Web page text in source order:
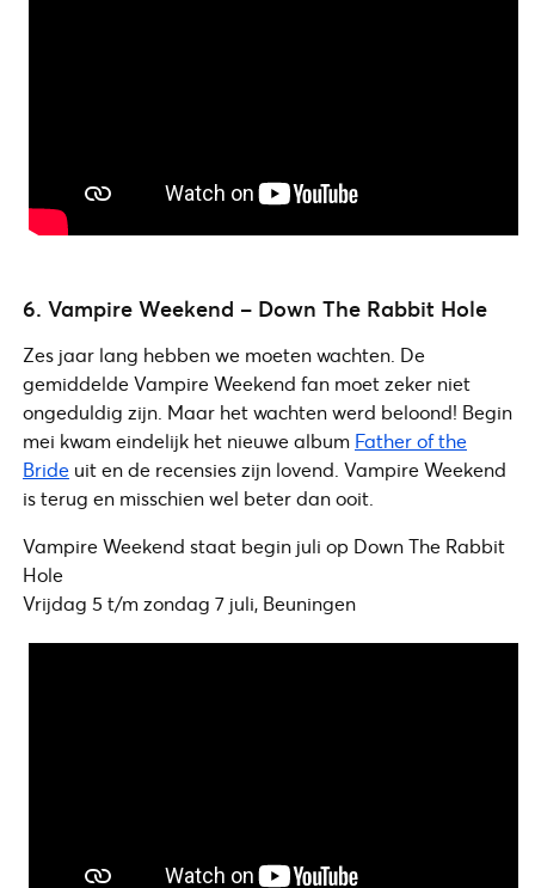
6. Vampire Weekend – Down The Rabbit Hole
Zes jaar lang hebben we moeten wachten. De
gemiddelde Vampire Weekend fan moet zeker niet
ongeduldig zijn. Maar het wachten werd beloond! Begin
mei kwam eindelijk het nieuwe album Father of the
Bride uit en de recensies zijn lovend. Vampire Weekend
is terug en misschien wel beter dan ooit.
Vampire Weekend staat begin juli op Down The Rabbit
Hole
Vrijdag 5 t/m zondag 7 juli, Beuningen